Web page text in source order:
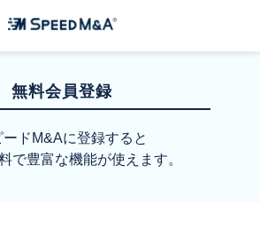
無料会員登録
ードM&Aに登録すると
で豊富な機能が使えます。